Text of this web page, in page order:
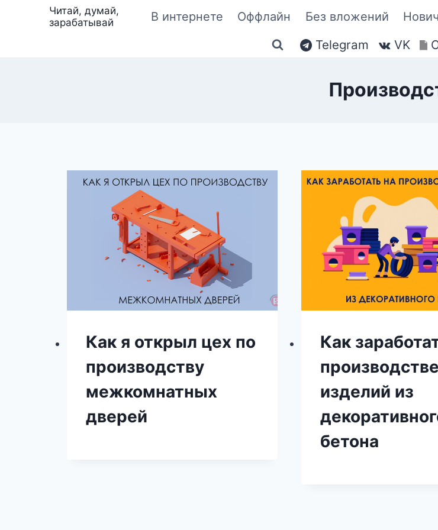
Читай, думай,
зарабатывай
В интернете Оффлайн Без вложений
Telegram VK
Как я открыл цех по
производству
межкомнатных
дверей
Как
производстве
изделий из
бетона